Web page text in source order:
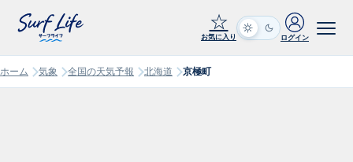
☆
お気に入り ログイン
ホーム 気象 全国の天気予報 北海道 京極町